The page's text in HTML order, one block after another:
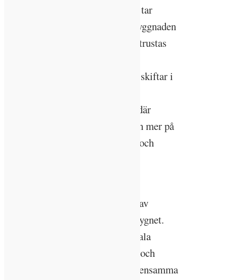
Ett av bolagets profilprojekt som tar
avstamp från WELL är kontorsbyggnaden
Eminent i Malmö. Bland annat utrustas
”nightmode” där ljusintensiteten skiftar i
Castellums stora kontorsprojekt där
belysningen kommer att tas ner än mer på
individnivå är WEXO, en ny IT- och
färgsättningar och användningen av
varmare och kallare färger över dygnet.
Bland annat implementeras digitala
skärmar som ändrar färgsättning och
teman över årstid och dygn i gemensamma